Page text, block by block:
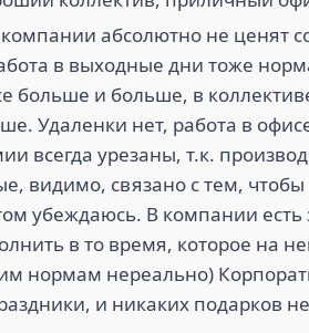
абсолютно не ценят
в выходные дни тоже
больше и больше, в
Удаленки нет, работа в
всегда урезаны, т.к.
видимо, связано с тем,
убеждаюсь. В компании
в то время, которое на
нормам нереально)
и никаких подарков